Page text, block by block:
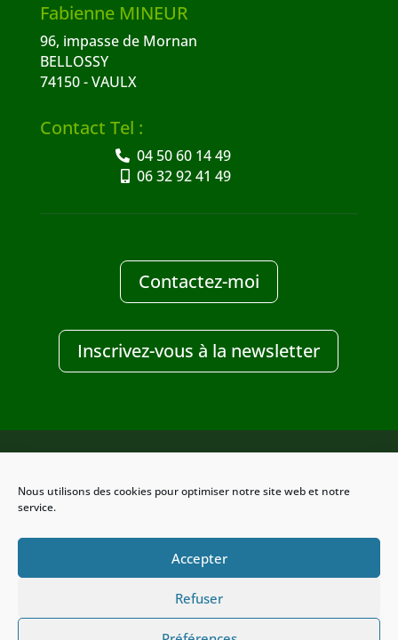
Nous utilisons des cookies pour optimiser notre site web et notre
service.
Accepter
Refuser
Fabienne MINEUR
96, impasse de Mornan
BELLOSSY
74150 - VAULX
Contact Tel :
04 50 60 14 49
06 32 92 41 49
Contactez-moi
Inscrivez-vous à la newsletter
Design Clic-services